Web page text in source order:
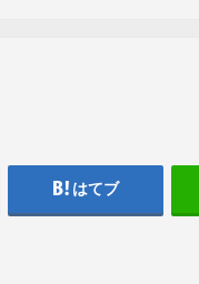
はてブ